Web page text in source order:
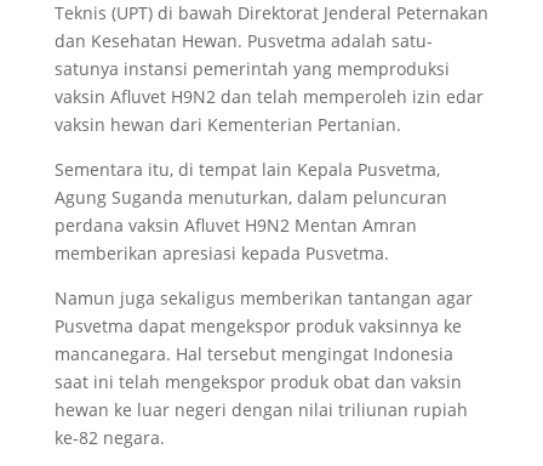
Teknis (UPT) di bawah Direktorat Jenderal Peternakan
dan Kesehatan Hewan. Pusvetma adalah satu-
satunya instansi pemerintah yang memproduksi
vaksin Afluvet H9N2 dan telah memperoleh izin edar
vaksin hewan dari Kementerian Pertanian.
Sementara itu, di tempat lain Kepala Pusvetma,
Agung Suganda menuturkan, dalam peluncuran
perdana vaksin Afluvet H9N2 Mentan Amran
memberikan apresiasi kepada Pusvetma.
Namun juga sekaligus memberikan tantangan agar
Pusvetma dapat mengekspor produk vaksinnya ke
mancanegara. Hal tersebut mengingat Indonesia
saat ini telah mengekspor produk obat dan vaksin
hewan ke luar negeri dengan nilai triliunan rupiah
ke-82 negara.